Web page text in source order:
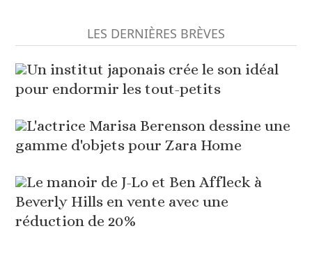
LES DERNIÈRES BRÈVES
Un institut japonais crée le son idéal
pour endormir les tout-petits
L'actrice Marisa Berenson dessine une
gamme d'objets pour Zara Home
Le manoir de J-Lo et Ben Affleck à
Beverly Hills en vente avec une
réduction de 20%